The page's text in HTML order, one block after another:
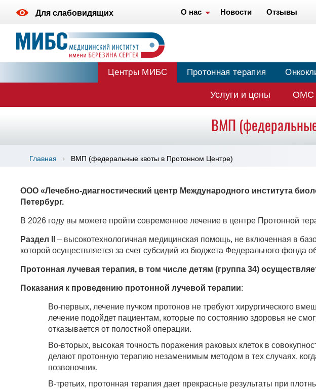
Для слабовидящих О нас Новости Отзывы
Центры МИБС Протонная терапия
Услуги и цены ОМС
ВМП
Главная ВМП (федеральные квоты в Протонном Центре)
ООО «Лечебно-диагностический центр Международного института
Петербург.
В 2026 году вы можете пройти современное лечение в центре Протонной
Раздел II
– высокотехнологичная медицинская помощь, не включенная в
которой осуществляется за счет субсидий из бюджета Федерального фонда
Протонная лучевая терапия, в том числе детям (группа 34)
Показания к проведению протонной лучевой терапии:
Во-первых, лечение пучком протонов не требуют хирургического
лечение подойдет пациентам, которые по состоянию здоровья не
отказывается от полостной операции.
Во-вторых, высокая точность поражения раковых клеток в
делают протонную терапию незаменимым методом в тех случаях,
позвоночник.
В-третьих, протонная терапия дает прекрасные результаты при